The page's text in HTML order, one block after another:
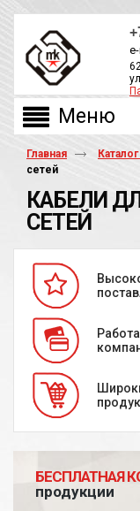
Главная
сетей
КАБЕЛИ
СЕТЕЙ
БЕСПЛАТНАЯ
продукции